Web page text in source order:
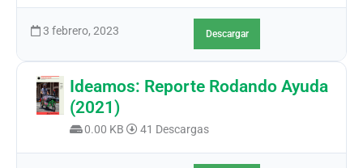
3 febrero, 2023 Descargar
Ideamos: Reporte Rodando Ayuda
(2021)
0.00 KB 41 Descargas